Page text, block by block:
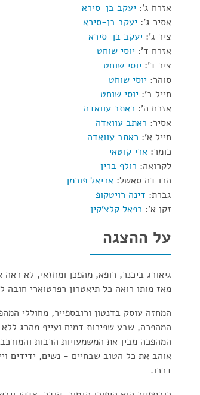
אזרח ג': יעקב בן-סירא
אסיר ג': יעקב בן-סירא
ציר ג': יעקב בן-סירא
אזרח ד': יוסי שוחט
ציר ד': יוסי שוחט
סוהר: יוסי שוחט
חייל ב': יוסי שוחט
אזרח ה': ראתב עוואדה
אסיר: ראתב עוואדה
חייל א': ראתב עוואדה
כומר: ארי קוטאי
לקרואה: רולף ברין
הרו דה סאשל: אריאל פורמן
גברת: דינה רויטקופ
זקן א': רפאל קלצ'קין
על ההצגה
מאז מותו רואה כל תיאטרון רפרטוארי
המחזה עוסק בדנטון ורובספייר, מחוללי
המהפכה, שבע שפיכות דמים ועייף מהרג
המהפכה מבין את המשמעויות הרבות
אוהב את כל הטוב שבחיים - נשים, ידידים
דרכו.